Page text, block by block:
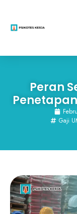
Peran
Gaji